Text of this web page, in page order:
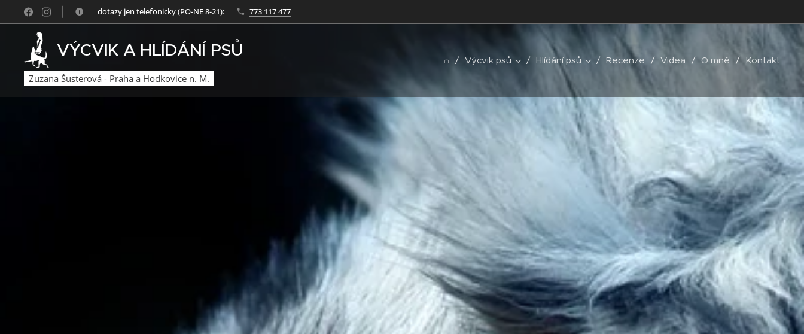
🙏dotazy jen telefonicky (PO-NE 8-21): 773 117 477
VÝCVIK A HLÍDÁNÍ PSŮ
Zuzana Šusterová - Praha a Hodkovice n. M.
⌂ Výcvik psů Hlídání psů Recenze Videa O mně Kontakt